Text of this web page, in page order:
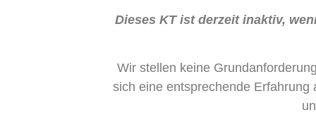
Dieses KT ist derzeit inaktiv,
Wir stellen keine
sich eine entsprechende